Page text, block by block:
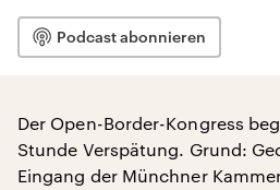
Podcast abonnieren
Der Open-Border-Kongress
Stunde Verspätung. Grund:
Eingang der Münchner